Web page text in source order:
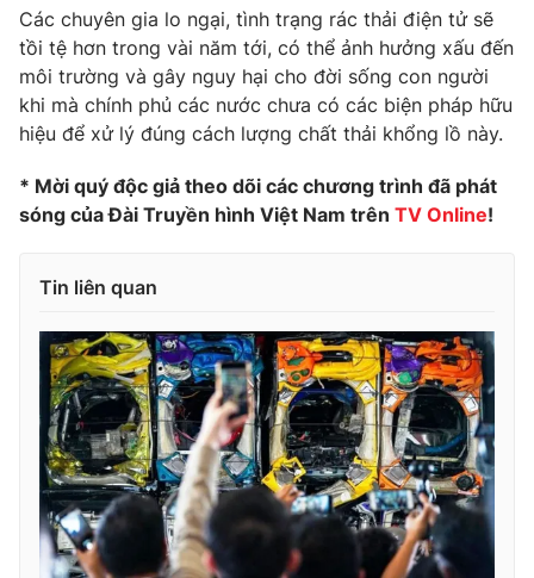
Emagazine Podcast
Photo Infographic
Video Shorts video
VTV Money VTV Thể thao
VTV Sức khoẻ
Thị trường 24h Tấm lòng Việt
VTV4 Vươn mình bằng AI
VTV9 VTV8
Liên hệ tòa soạn English
Các chuyên gia lo ngại, tình trạng rác thải điện tử sẽ
tồi tệ hơn trong vài năm tới, có thể ảnh hưởng xấu đến
môi trường và gây nguy hại cho đời sống con người
khi mà chính phủ các nước chưa có các biện pháp hữu
hiệu để xử lý đúng cách lượng chất thải khổng lồ này.
* Mời quý độc giả theo dõi các chương trình đã phát
sóng của Đài Truyền hình Việt Nam trên TV Online!
Tin liên quan